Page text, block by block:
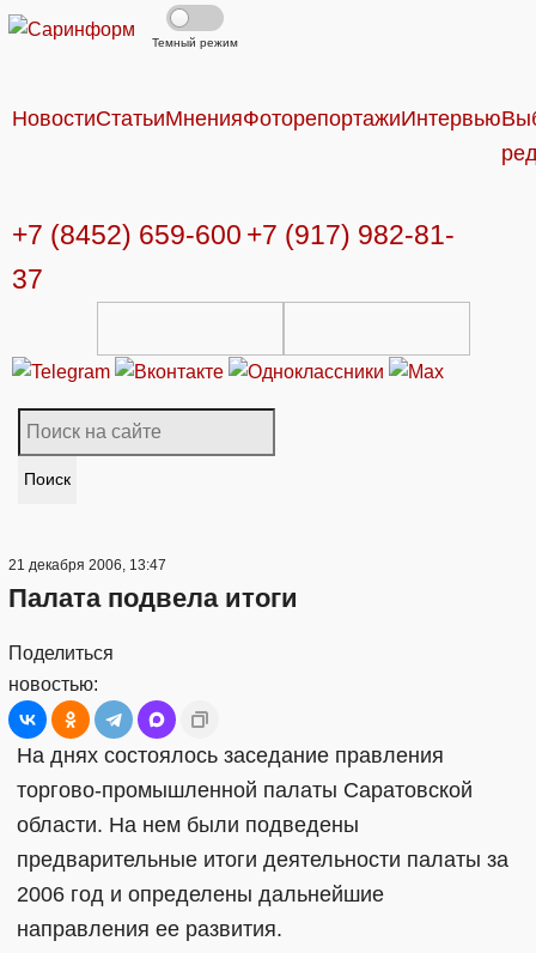
Темный режим
НовостиСтатьиМненияФоторепортажиИнтервью
+7 (8452) 659-600 +7 (917) 982-81-
37
Поиск
21 декабря 2006, 13:47
Палата подвела итоги
Поделиться
новостью:
На днях состоялось заседание правления
торгово-промышленной палаты Саратовской
области. На нем были подведены
предварительные итоги деятельности палаты за
2006 год и определены дальнейшие
направления ее развития.